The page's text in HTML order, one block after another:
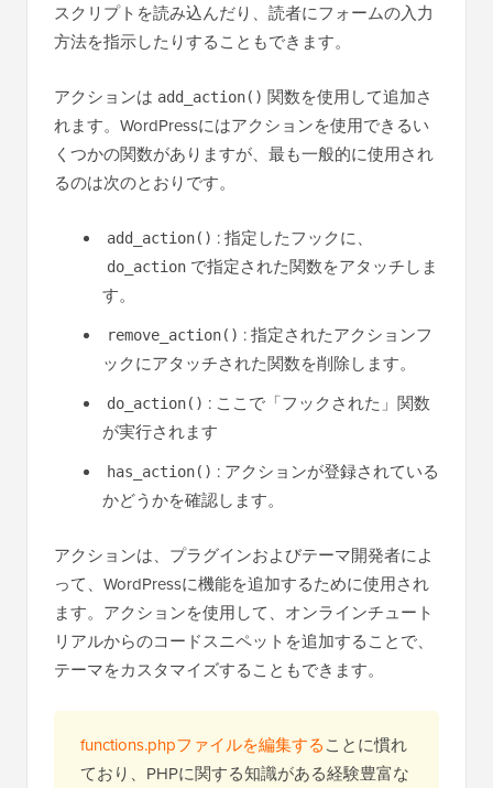
スクリプトを読み込んだり、読者にフォームの入力
方法を指示したりすることもできます。
アクションは add_action() 関数を使用して追加さ
れます。WordPressにはアクションを使用できるい
くつかの関数がありますが、最も一般的に使用され
るのは次のとおりです。
add_action() : 指定したフックに、
do_action で指定された関数をアタッチしま
す。
remove_action() : 指定されたアクションフ
ックにアタッチされた関数を削除します。
do_action() : ここで「フックされた」関数
が実行されます
has_action() : アクションが登録されている
かどうかを確認します。
アクションは、プラグインおよびテーマ開発者によ
って、WordPressに機能を追加するために使用され
ます。アクションを使用して、オンラインチュート
リアルからのコードスニペットを追加することで、
テーマをカスタマイズすることもできます。
functions.phpファイルを編集することに慣れ
ており、PHPに関する知識がある経験豊富な